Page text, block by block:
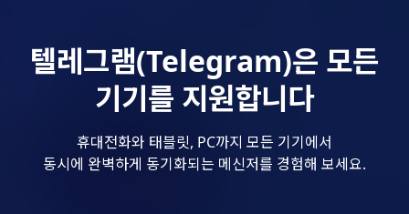
텔레그램(Telegram)은 모든
기기를 지원합니다
휴대전화와 태블릿, PC까지 모든 기기에서
동시에 완벽하게 동기화되는 메신저를 경험해 보세요.